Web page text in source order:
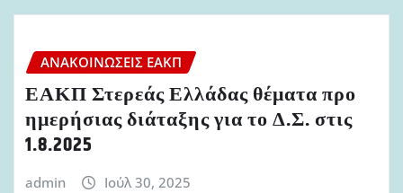
ΑΝΑΚΟΙΝΏΣΕΙΣ ΕΑΚΠ
ΕΑΚΠ Στερεάς Ελλάδας θέματα προ
ημερήσιας διάταξης για το Δ.Σ. στις
1.8.2025
admin Ιούλ 30, 2025